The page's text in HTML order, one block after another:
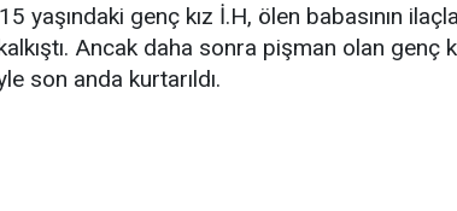
yaşındaki genç kız İ.H, ölen babasının
Ancak daha sonra pişman olan genç
son anda kurtarıldı.